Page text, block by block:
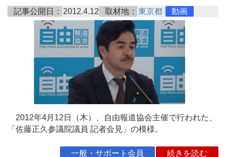
記事公開日： 2012.4.12 取材地： 東京都 動画
2012年4月12日（木）、自由報道協会主催で行われた、
「佐藤正久参議院議員 記者会見」の模様。
一般・サポート会員 続きを読む